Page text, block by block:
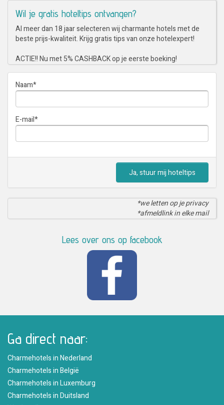
Wil je gratis hoteltips ontvangen?
Al meer dan 18 jaar selecteren wij charmante hotels met de
beste prijs-kwaliteit. Krijg gratis tips van onze hotelexpert!
ACTIE!! Nu met 5% CASHBACK op je eerste boeking!
Naam*
E-mail*
Ja, stuur mij hoteltips
*we letten op je privacy
*afmeldlink in elke mail
Lees over ons op facebook
Ga direct naar:
Charmehotels in Nederland
Charmehotels in België
Charmehotels in Luxemburg
Charmehotels in Duitsland